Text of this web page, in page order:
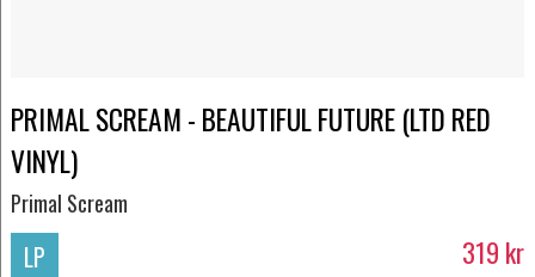
PRIMAL SCREAM - BEAUTIFUL FUTURE (LTD RED
VINYL)
Primal Scream
LP 319 kr